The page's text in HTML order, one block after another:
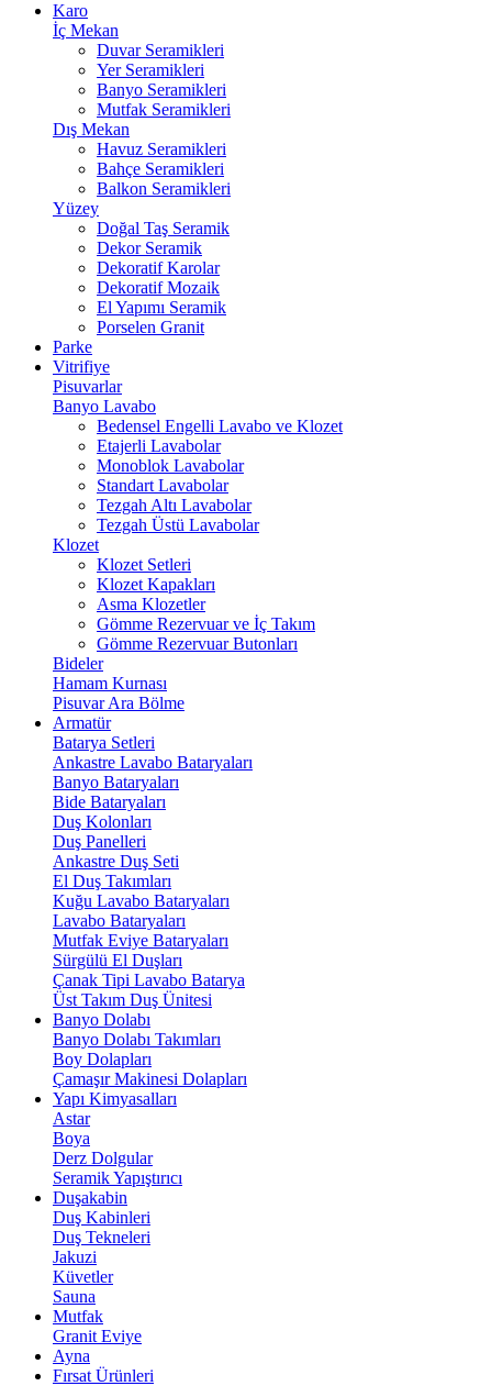
Karo
İç Mekan
Duvar Seramikleri
Yer Seramikleri
Banyo Seramikleri
Mutfak Seramikleri
Dış Mekan
Havuz Seramikleri
Bahçe Seramikleri
Balkon Seramikleri
Yüzey
Doğal Taş Seramik
Dekor Seramik
Dekoratif Karolar
Dekoratif Mozaik
El Yapımı Seramik
Porselen Granit
Parke
Vitrifiye
Pisuvarlar
Banyo Lavabo
Bedensel Engelli Lavabo ve Klozet
Etajerli Lavabolar
Monoblok Lavabolar
Standart Lavabolar
Tezgah Altı Lavabolar
Tezgah Üstü Lavabolar
Klozet
Klozet Setleri
Klozet Kapakları
Asma Klozetler
Gömme Rezervuar ve İç Takım
Gömme Rezervuar Butonları
Bideler
Hamam Kurnası
Pisuvar Ara Bölme
Armatür
Batarya Setleri
Ankastre Lavabo Bataryaları
Banyo Bataryaları
Bide Bataryaları
Duş Kolonları
Duş Panelleri
Ankastre Duş Seti
El Duş Takımları
Kuğu Lavabo Bataryaları
Lavabo Bataryaları
Mutfak Eviye Bataryaları
Sürgülü El Duşları
Çanak Tipi Lavabo Batarya
Üst Takım Duş Ünitesi
Banyo Dolabı
Banyo Dolabı Takımları
Boy Dolapları
Çamaşır Makinesi Dolapları
Yapı Kimyasalları
Astar
Boya
Derz Dolgular
Seramik Yapıştırıcı
Duşakabin
Duş Kabinleri
Duş Tekneleri
Jakuzi
Küvetler
Sauna
Mutfak
Granit Eviye
Ayna
Fırsat Ürünleri